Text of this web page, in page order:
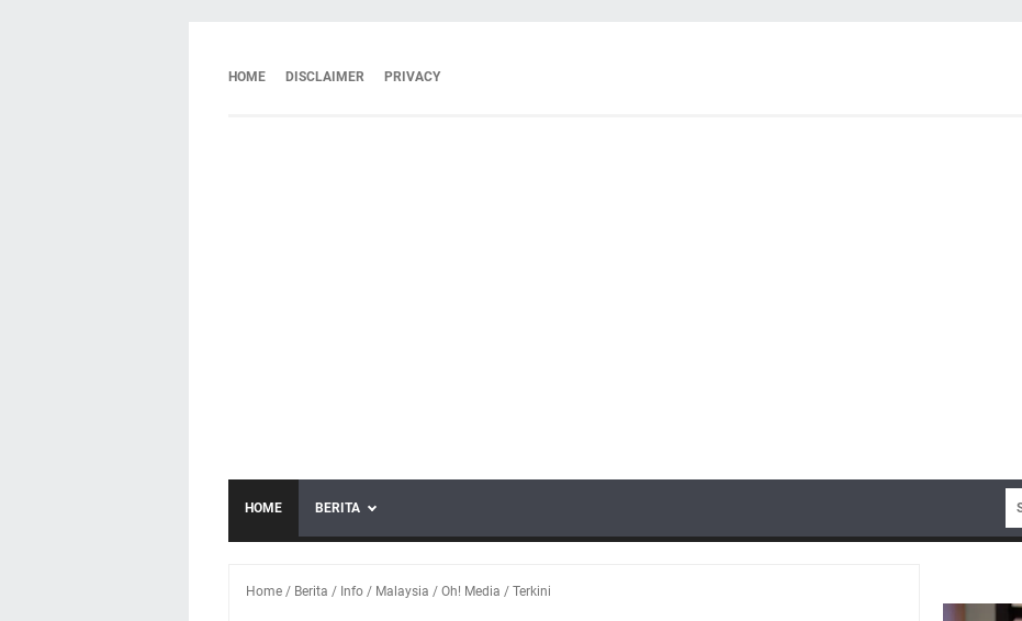
HOME DISCLAIMER PRIVACY
HOME BERITA
Home / Berita / Info / Malaysia / Oh! Media / Terkini